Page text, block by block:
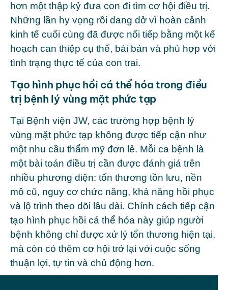
hơn một thập kỷ đưa con đi tìm cơ hội điều trị.
Những lần hy vọng rồi dang dở vì hoàn cảnh
kinh tế cuối cùng đã được nối tiếp bằng một kế
hoạch can thiệp cụ thể, bài bản và phù hợp với
tình trạng thực tế của con trai.
Tạo hình phục hồi cá thể hóa trong điều
trị bệnh lý vùng mặt phức tạp
Tại Bệnh viện JW, các trường hợp bệnh lý
vùng mặt phức tạp không được tiếp cận như
một nhu cầu thẩm mỹ đơn lẻ. Mỗi ca bệnh là
một bài toán điều trị cần được đánh giá trên
nhiều phương diện: tổn thương tồn lưu, nền
mô cũ, nguy cơ chức năng, khả năng hồi phục
và lộ trình theo dõi lâu dài. Chính cách tiếp cận
tạo hình phục hồi cá thể hóa này giúp người
bệnh không chỉ được xử lý tổn thương hiện tại,
mà còn có thêm cơ hội trở lại với cuộc sống
thuận lợi, tự tin và chủ động hơn.